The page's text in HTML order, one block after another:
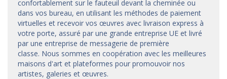
confortablement sur le fauteuil devant la cheminée ou
dans vos bureau, en utilisant les méthodes de paiement
virtuelles et recevoir vos œuvres avec livraison express à
votre porte, assuré par une grande entreprise UE et livré
par une entreprise de messagerie de première
classe. Nous sommes en coopération avec les meilleures
maisons d'art et plateformes pour promouvoir nos
artistes, galeries et œuvres.